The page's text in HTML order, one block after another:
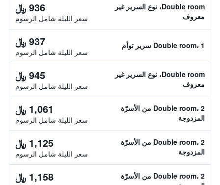
Double room، نوع السرير غير
معروف
936 ﷼
سعر الليلة شامل الرسوم
Double room، 1 سرير توأم 937 ﷼
سعر الليلة شامل الرسوم
Double room، نوع السرير غير
معروف
945 ﷼
سعر الليلة شامل الرسوم
Double room، 2 من الأسرّة
المزدوجة
1,061 ﷼
سعر الليلة شامل الرسوم
Double room، 2 من الأسرّة
المزدوجة
1,125 ﷼
سعر الليلة شامل الرسوم
Double room، 2 من الأسرّة
1,158 ﷼